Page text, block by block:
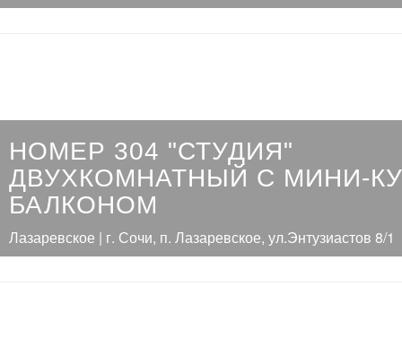
НОМЕР 304 "СТУДИЯ"
ДВУХКОМНАТНЫЙ С МИНИ-
БАЛКОНОМ
Лазаревское | г. Сочи, п. Лазаревское, ул.Энтузиастов 8/1